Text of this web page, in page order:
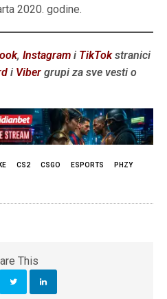
2020. godine.
,Instagram i TikTokstranici
i Viber grupi za sve vesti o
CS2 CSGO ESPORTS PHZY
This